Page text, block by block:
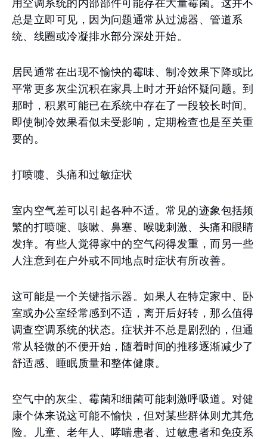
用空调系统的内部部件可能存在大量霉菌。这并不
总是立即可见，因为问题通常从过滤器、管道系
统、线圈或冷凝排水部分深处开始。
居民通常在出现不愉快的霉味、制冷效果下降或比
平常更多灰尘沉积在家具上时才开始怀疑问题。到
那时，积累可能已在系统中存在了一段较长时间。
即使制冷效果看似未受影响，定期检查也是至关重
要的。
打喷嚏、头痛和过敏症状
室内空气差可以引起各种不适。常见的迹象包括频
繁的打喷嚏、咳嗽、鼻塞、喉咙刺激、头痛和眼睛
发痒。有些人觉得家中的空气闷得发重，而另一些
人注意到在户外或不同地点时症状有所改善。
这可能是一个关键指示器。如果人在特定家中、卧
室或办公室经常感到不适，离开后好转，那么值得
调查空调系统的状态。症状并不总是剧烈的，但通
常从轻微的不便开始，随着时间的推移逐渐减少了
舒适感、睡眠质量和整体健康。
空气中的灰尘、霉菌和细菌可能刺激呼吸道。对健
康个体来说这可能不愉快，但对某些群体则尤其危
险。儿童、老年人、哮喘患者、过敏患者和免疫系